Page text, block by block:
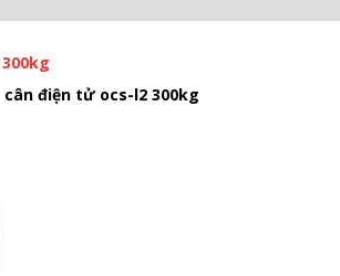
cân điện tử ocs-l2 300kg